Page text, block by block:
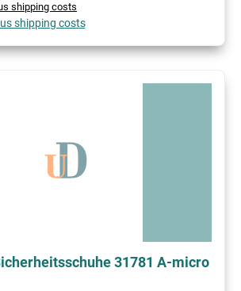
shipping costs
shipping costs
31781 A-micro